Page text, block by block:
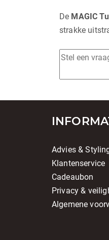
De MAGIC
strakke
Advies &
Klantenservice
Cadeaubon
Privacy &
Algemene